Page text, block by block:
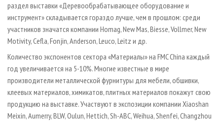
раздел выставки «Деревообрабатывающее оборудование и
инструмент» складывается гораздо лучше, чем в прошлом: среди
участников значатся компании Homag, New Mas, Biesse, Vollmer, New
Motivity, Cefla, Fonjin, Anderson, Leuco, Leitz и др.
Количество экспонентов сектора «Материалы» на FMC China каждый
год увеличивается на 5-10%. Многие известные в мире
производители металлической фурнитуры для мебели, обшивки,
клеевых материалов, химикатов, плитных материалов покажут свою
продукцию на выставке. Участвуют в экспозиции компании Xiaoshan
Meixin, Aumerry, BLW, Oulun, Hettich, Sh-ABC, Weihua, Shenfei, Changzhou